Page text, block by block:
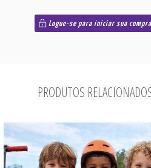
Logue-se para iniciar sua compra
PRODUTOS